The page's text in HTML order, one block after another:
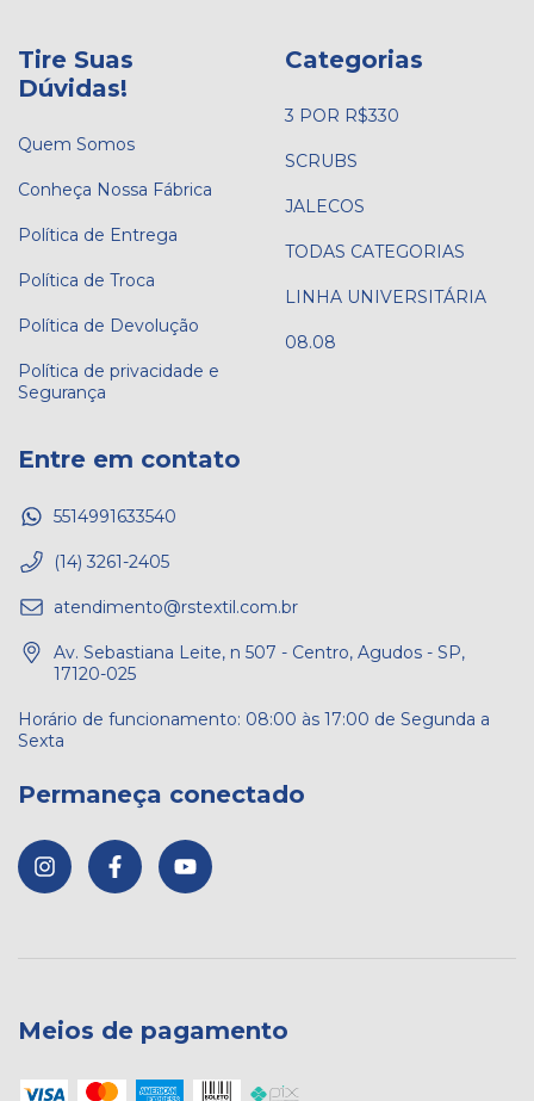
Tire Suas
Dúvidas!
Quem Somos
Conheça Nossa Fábrica
Política de Entrega
Política de Troca
Política de Devolução
Política de privacidade e
Segurança
Categorias
3 POR R$330
SCRUBS
JALECOS
TODAS CATEGORIAS
LINHA UNIVERSITÁRIA
08.08
Entre em contato
5514991633540
(14) 3261-2405
atendimento@rstextil.com.br
Av. Sebastiana Leite, n 507 - Centro, Agudos - SP,
17120-025
Permaneça conectado
Meios de pagamento